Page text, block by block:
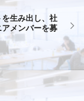
生み出し、社
メンバーを募